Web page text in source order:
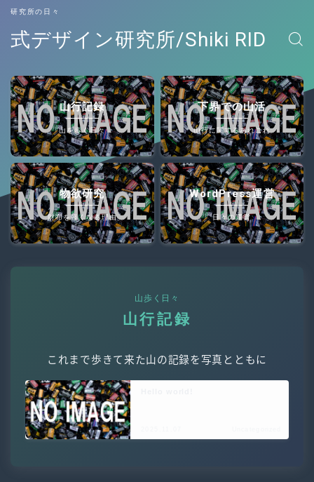
式デザイン研究所/Shiki RID
研究所の日々
山を歩く日々
山行記録
山行に関するあれこれ
下界での山活
財布を軽くなる理由
物欲研究
日々の運営
WordPress運営
山歩く日々
山行記録
これまで歩きて来た山の記録を写真とともに